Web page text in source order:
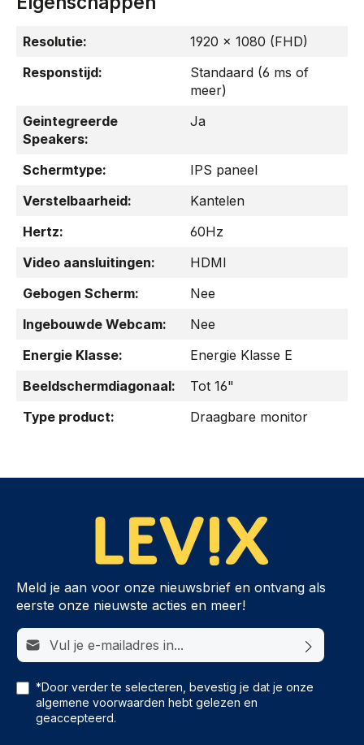
Resolutie:
1920 x 1080 (FHD)
Responstijd:
Standaard (6 ms of
meer)
Geintegreerde
Speakers:
Ja
Schermtype:
IPS paneel
Verstelbaarheid:
Kantelen
Hertz:
60Hz
Video aansluitingen:
HDMI
Gebogen Scherm:
Nee
Ingebouwde Webcam:
Nee
Energie Klasse:
Energie Klasse E
Beeldschermdiagonaal:
Tot 16"
Type product:
Draagbare monitor
Meld je aan voor onze nieuwsbrief en ontvang als
eerste onze nieuwste acties en meer!
E-mailadres*
*Door verder te selecteren, bevestig je dat je onze
algemene voorwaarden hebt gelezen en
geaccepteerd.